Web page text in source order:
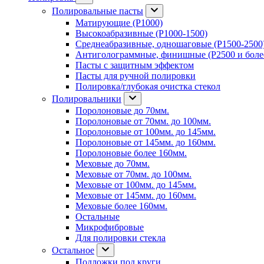
Полировальные пасты
Матирующие (P1000)
Высокоабразивные (P1000-1500)
Среднеабразивные, одношаговые (P1500-
Антиголограммные, финишные (P2500 и
Пасты с защитным эффектом
Пасты для ручной полировки
Полировка/глубокая очистка стекол
Полировальники
Поролоновые до 70мм.
Поролоновые от 70мм. до 100мм.
Поролоновые от 100мм. до 145мм.
Поролоновые от 145мм. до 160мм.
Поролоновые более 160мм.
Меховые до 70мм.
Меховые от 70мм. до 100мм.
Меховые от 100мм. до 145мм.
Меховые от 145мм. до 160мм.
Меховые более 160мм.
Остальные
Микрофибровые
Для полировки стекла
Остальное